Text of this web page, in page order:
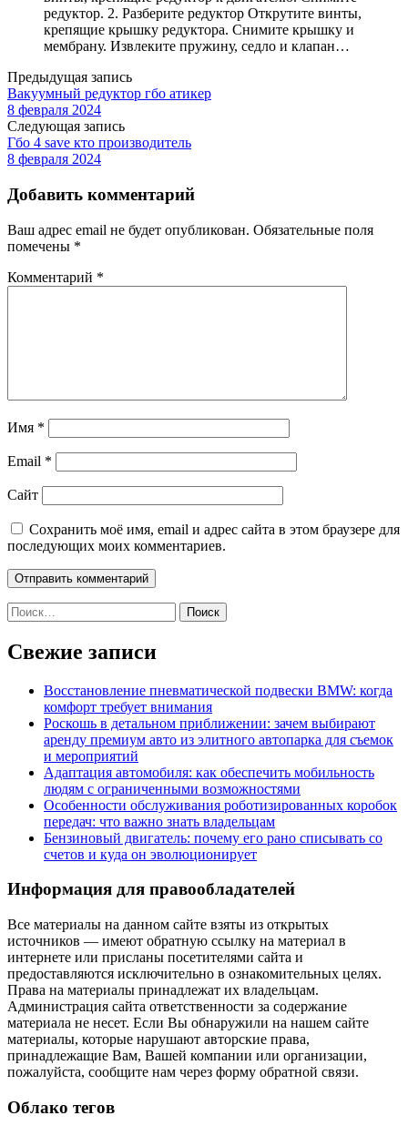
редуктор. 2. Разберите редуктор Открутите винты,
крепящие крышку редуктора. Снимите крышку и
мембрану. Извлеките пружину, седло и клапан…
Предыдущая запись
Вакуумный редуктор гбо атикер
8 февраля 2024
Следующая запись
Гбо 4 save кто производитель
8 февраля 2024
Добавить комментарий
Ваш адрес email не будет опубликован. Обязательные поля
помечены *
Комментарий *
Имя *
Email *
Сайт
Сохранить моё имя, email и адрес сайта в этом браузере для
последующих моих комментариев.
Найти:
Свежие записи
Восстановление пневматической подвески BMW: когда
комфорт требует внимания
Роскошь в детальном приближении: зачем выбирают
аренду премиум авто из элитного автопарка для съемок
и мероприятий
Адаптация автомобиля: как обеспечить мобильность
людям с ограниченными возможностями
Особенности обслуживания роботизированных коробок
передач: что важно знать владельцам
Бензиновый двигатель: почему его рано списывать со
счетов и куда он эволюционирует
Информация для правообладателей
Все материалы на данном сайте взяты из открытых
источников — имеют обратную ссылку на материал в
интернете или присланы посетителями сайта и
предоставляются исключительно в ознакомительных целях.
Права на материалы принадлежат их владельцам.
Администрация сайта ответственности за содержание
материала не несет. Если Вы обнаружили на нашем сайте
материалы, которые нарушают авторские права,
принадлежащие Вам, Вашей компании или организации,
пожалуйста, сообщите нам через форму обратной связи.
Облако тегов